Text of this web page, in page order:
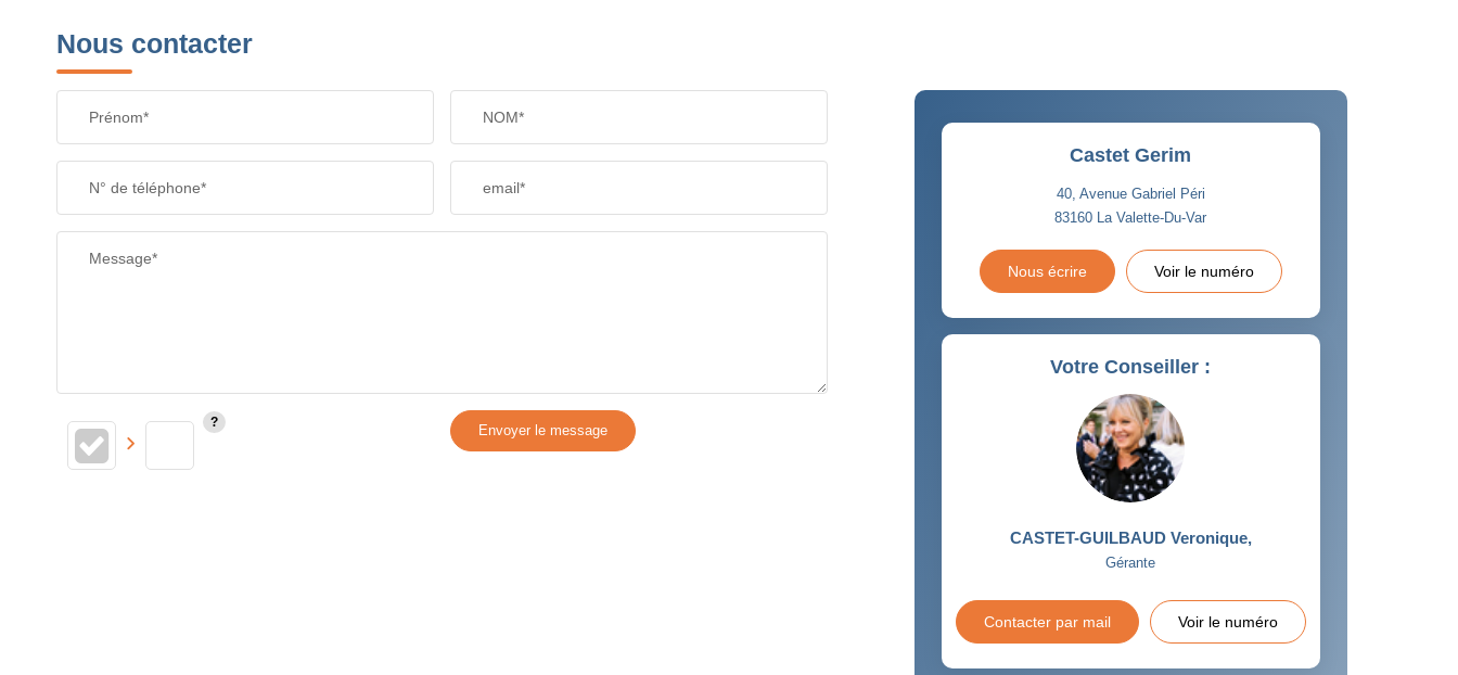
Nous contacter
Prénom* NOM*
N° de téléphone* email*
Message*
Envoyer le message
Castet Gerim
40, Avenue Gabriel Péri
83160 La Valette-Du-Var
Nous écrire Voir le numéro
Votre Conseiller :
CASTET-GUILBAUD Veronique,
Gérante
Contacter par mail Voir le numéro